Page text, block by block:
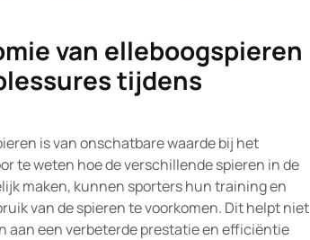
van elleboogspieren
tijdens
is van onschatbare waarde bij het
te weten hoe de verschillende spieren in de
maken, kunnen sporters hun training en
van de spieren te voorkomen. Dit helpt niet
aan een verbeterde prestatie en efficiëntie